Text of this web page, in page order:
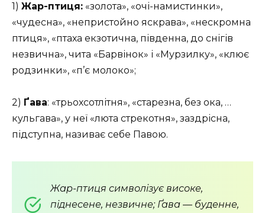
1) Жар-птиця: «золота», «очі-намистинки»,
«чудесна», «непристойно яскрава», «нескромна
птиця», «птаха екзотична, південна, до снігів
незвична», чита «Барвінок» і «Мурзилку», «клює
родзинки», «п’є молоко»;
2) Ґава: «трьохсотлітня», «старезна, без ока, …
кульгава», у неї «люта стрекотня», заздрісна,
підступна, називає себе Павою.
Жар-птиця символізує високе,
піднесене, незвичне; Ґава — буденне,